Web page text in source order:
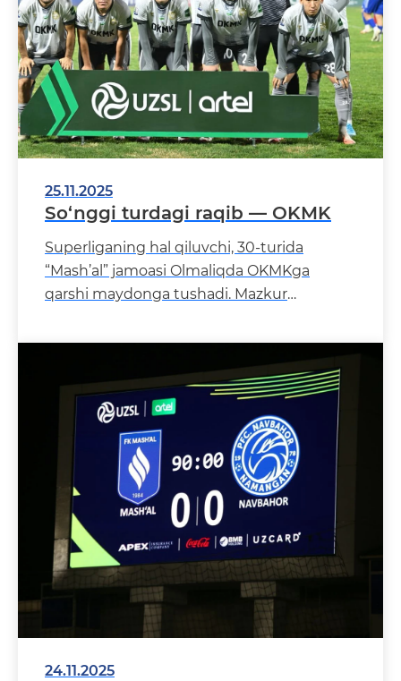
25.11.2025
So‘nggi turdagi raqib — OKMK
Superliganing hal qiluvchi, 30-turida
“Mash’al” jamoasi Olmaliqda OKMKga
qarshi maydonga tushadi. Mazkur
24.11.2025